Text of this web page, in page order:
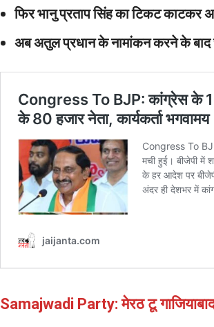
फिर भानु प्रताप सिंह का टिकट काटकर
अब अतुल प्रधान के नामांकन करने के बाद
Samajwadi Party: मेरठ टू